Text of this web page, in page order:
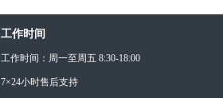
工作时间
工作时间：周一至周五 8:30-18:00
7×24小时售后支持